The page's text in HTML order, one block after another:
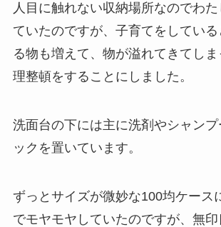
人目に触れない収納場所なのでわ
ていたのですが、子育てをしてい
る物も増えて、物が溢れてきてし
理整頓をすることにしました。
洗面台の下には主に洗剤やシャンプ
ックを置いています。
ずっとサイズが微妙な100均ケース
でモヤモヤしていたのですが、無